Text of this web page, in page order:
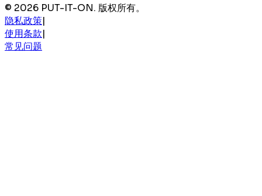
© 2026 PUT-IT-ON. 版权所有。
隐私政策|
使用条款|
常见问题